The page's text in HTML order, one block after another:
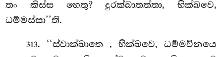
තං කිස්ස හෙතු? දුරක්ඛාතත්තා, භික්ඛවෙ,
ධම්මස්සා’’ති.
313. ‘‘ස්වාක්ඛාතෙ , භික්ඛවෙ, ධම්මවිනයෙ